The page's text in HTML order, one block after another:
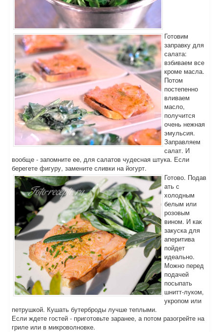
Готовим
заправку для
салата:
взбиваем все
кроме масла.
Потом
постепенно
вливаем
масло,
получится
очень нежная
эмульсия.
Заправляем
салат. И
вообще - запомните ее, для салатов чудесная штука. Если
берегете фигуру, замените сливки на йогурт.
Готово. Подав
ать с
холодным
белым или
розовым
вином. И как
закуска для
аперитива
пойдет
идеально.
Можно перед
подачей
посыпать
шнитт-луком,
укропом или
петрушкой. Кушать бутерброды лучше теплыми.
Если ждете гостей - приготовьте заранее, а потом разогрейте на
гриле или в микроволновке.